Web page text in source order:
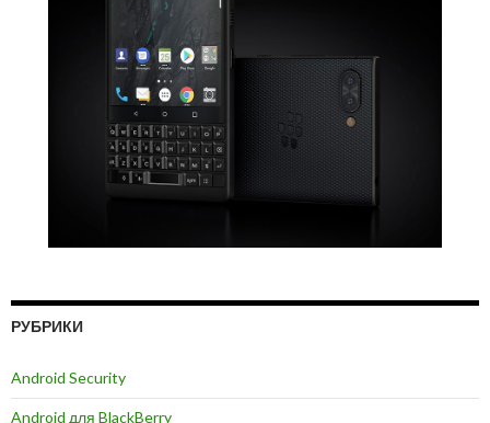
РУБРИКИ
Android Security
Android для BlackBerry